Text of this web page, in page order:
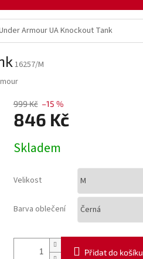
Armour UA Knockout Tank
16257/M
999 Kč –15 %
846 Kč
cena:
Skladem
Velikost
Barva oblečení
Přidat do košíku